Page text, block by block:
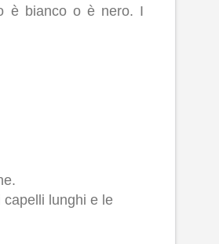
è bianco o è nero. I
lunghi e le